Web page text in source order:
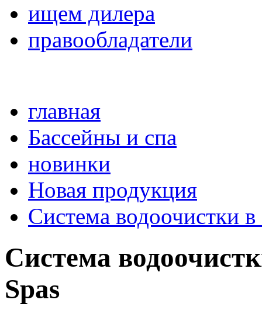
ищем дилера
правообладатели
главная
Бассейны и спа
новинки
Новая продукция
Система водоочистки в
Система
Spas